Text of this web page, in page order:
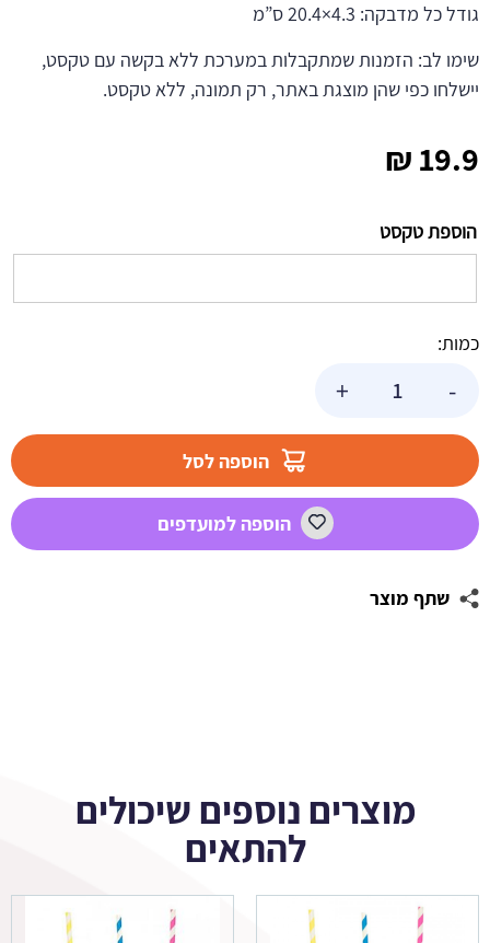
19.9
₪
הוספת טקסט
כמות:
-
+
הוספה לסל
הוספה למועדפים
שתף מוצר
גודל כל מדבקה: 4.3×20.4 ס”מ
שימו לב: הזמנות שמתקבלות במערכת ללא בקשה עם טקסט,
יישלחו כפי שהן מוצגת באתר, רק תמונה, ללא טקסט.
מוצרים נוספים שיכולים
להתאים